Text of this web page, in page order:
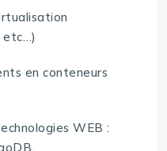
etc…)
en conteneurs
WEB :